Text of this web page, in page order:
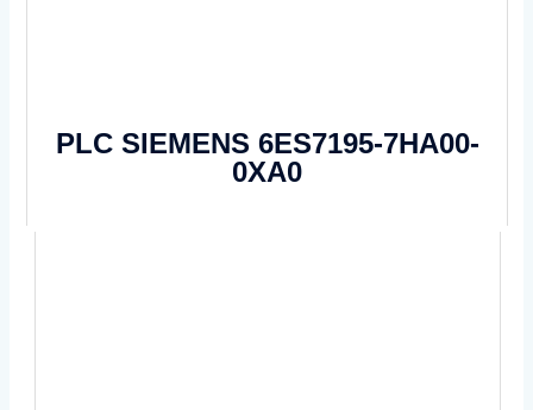
PLC SIEMENS 6ES7195-7HA00-
0XA0